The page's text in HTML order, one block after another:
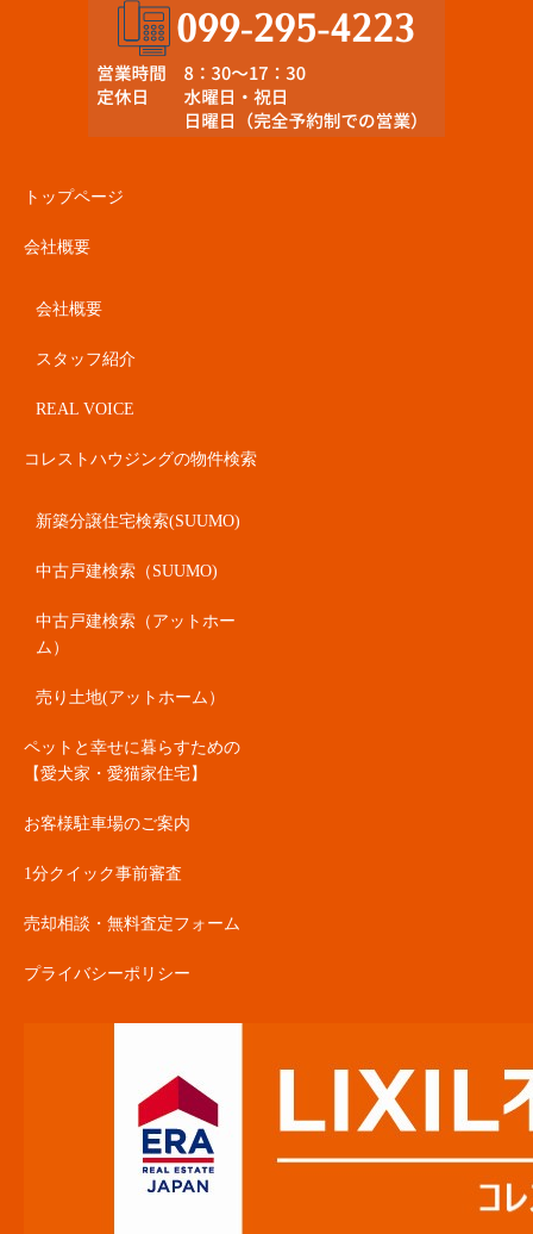
トップページ
会社概要
会社概要
スタッフ紹介
REAL VOICE
コレストハウジングの物件検索
新築分譲住宅検索(SUUMO)
中古戸建検索（SUUMO)
中古戸建検索（アットホー
ム）
売り土地(アットホーム）
ペットと幸せに暮らすための
【愛犬家・愛猫家住宅】
お客様駐車場のご案内
1分クイック事前審査
売却相談・無料査定フォーム
プライバシーポリシー